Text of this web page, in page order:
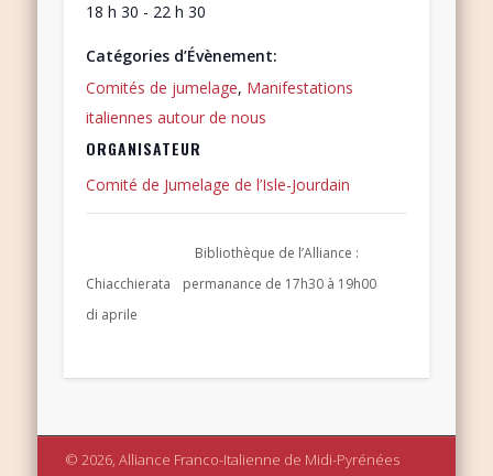
18 h 30 - 22 h 30
Catégories d’Évènement:
Comités de jumelage, Manifestations
italiennes autour de nous
ORGANISATEUR
Comité de Jumelage de l’Isle-Jourdain
Chiacchierata
di aprile
Bibliothèque de l’Alliance :
permanance de 17h30 à 19h00
© 2026, Alliance Franco-Italienne de Midi-Pyrénées